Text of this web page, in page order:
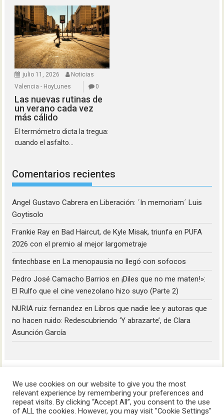
julio 11, 2026
Noticias
Valencia - HoyLunes
0
Las nuevas rutinas de
un verano cada vez
más cálido
El termómetro dicta la tregua:
cuando el asfalto...
Comentarios recientes
Angel Gustavo Cabrera enLiberación: ´In memoriam´ Luis
Goytisolo
Frankie Ray enBad Haircut, de Kyle Misak, triunfa en PUFA
2026 con el premio al mejor largometraje
fintechbase enLa menopausia no llegó con sofocos
Pedro José Camacho Barrios en¡Diles que no me maten!»:
El Rulfo que el cine venezolano hizo suyo (Parte 2)
NURIA ruiz fernandez enLibros que nadie lee y autoras que
no hacen ruido: Redescubriendo ‘Y abrazarte’, de Clara
Asunción García
We use cookies on our website to give you the most
relevant experience by remembering your preferences and
repeat visits. By clicking “Accept All”, you consent to the use
of ALL the cookies. However, you may visit "Cookie Settings"